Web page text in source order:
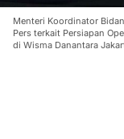
Menteri Koordinator
Pers terkait Persiapan
di Wisma Danantara